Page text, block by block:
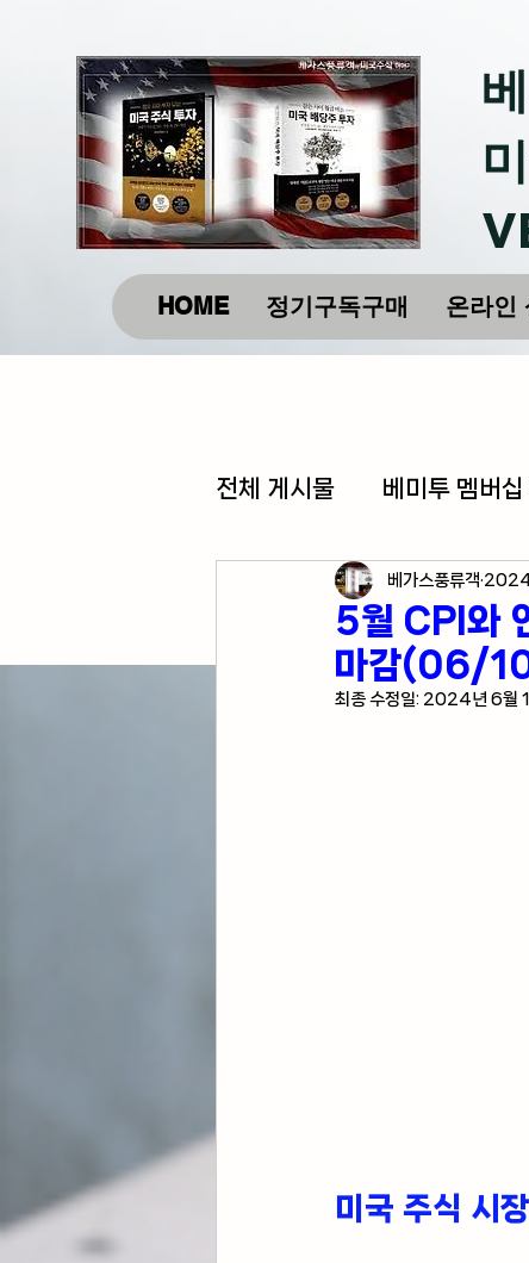
HOME 정기구독구매 온라인
전체 게시물 베미투 멤버
각종 자산 투자 미국
미국 여행 정보 전업투
5월 CPI와
마감(06/
베가스풍류객 2024
최종 수정일: 2024년 6월
미국 주식 시장